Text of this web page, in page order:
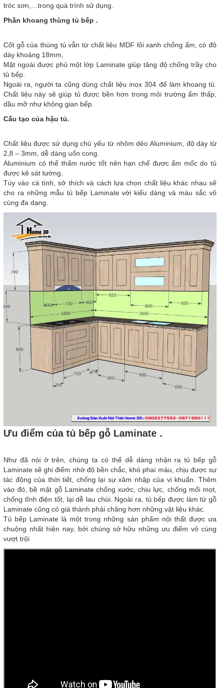
tróc sơn,…trong quá trình sử dụng.
Phần khoang thùng tủ bếp .
Cốt gỗ của thùng tủ vẫn từ chất liệu MDF lõi xanh chống ẩm, có độ
dày khoảng 18mm,
Mặt ngoài được phủ một lớp Laminate giúp tăng độ chống trầy cho
tủ bếp.
Ngoài ra, người ta cũng dùng chất liệu inox 304 để làm khoang tủ.
Chất liệu này sẽ giúp tủ được bền hơn trong môi trường ẩm thấp,
dầu mỡ như không gian bếp.
Cấu tạo của hậu tủ.
Chất liệu được sử dụng chủ yếu từ nhôm dẻo Aluminium, độ dày từ
2,8 – 3mm, dễ dàng uốn cong.
Aluminium có thể thấm nước tốt nên hạn chế được ẩm mốc do tủ
được kê sát tường.
Tùy vào cá tính, sở thích và cách lựa chọn chất liệu khác nhau sẽ
cho ra những mẫu tủ bếp Laminate với kiểu dáng và màu sắc vô
cùng đa dạng.
Ưu điểm của tủ bếp gỗ Laminate .
Như đã nói ở trên, chúng ta có thể dễ dàng nhận ra tủ bếp gỗ
Laminate sẽ ghi điểm nhờ độ bền chắc, khó phai màu, chịu được sự
tác động của thời tiết, chống lại sự xâm nhập của vi khuẩn. Thêm
vào đó, bề mặt gỗ Laminate chống xước, chịu lực, chống mối mọt,
chống tĩnh điện tốt, lại dễ lau chùi. Ngoài ra, tủ bếp được làm từ gỗ
Laminate cũng có giá thành phải chăng hơn những vật liệu khác.
Tủ bếp Laminate là một trong những sản phẩm nội thất được ưa
chuộng nhất hiện nay, bởi chúng sở hữu những ưu điểm vô cùng
vượt trội